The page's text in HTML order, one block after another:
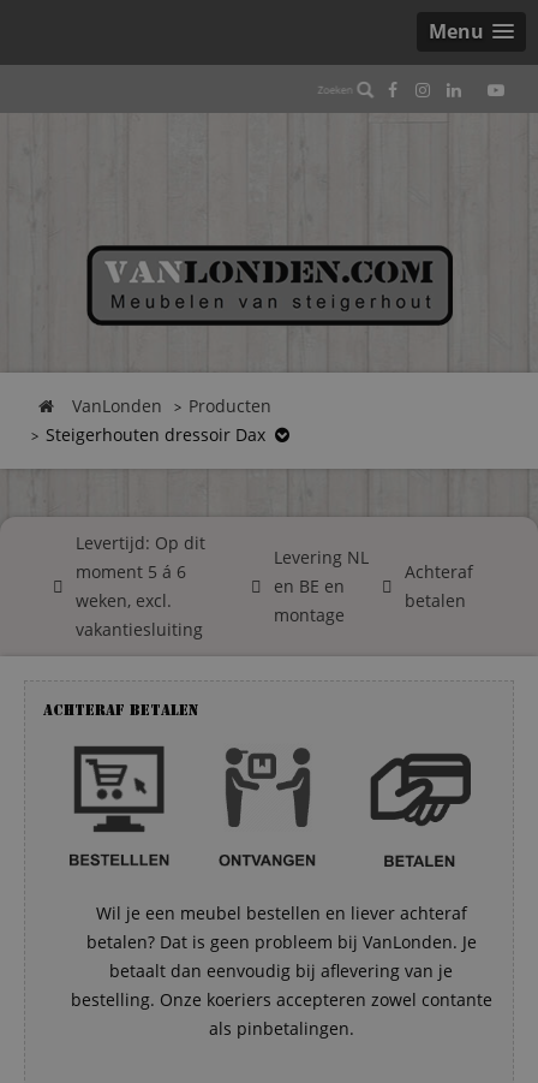
Menu
VanLonden
Producten
Steigerhouten dressoir Dax
Levertijd: Op dit
moment 5 á 6
weken, excl.
vakantiesluiting
Levering NL
en BE en
montage
Achteraf
betalen
Achteraf betalen
Wil je een meubel bestellen en liever achteraf
betalen? Dat is geen probleem bij VanLonden. Je
betaalt dan eenvoudig bij aflevering van je
bestelling. Onze koeriers accepteren zowel contante
als pinbetalingen.